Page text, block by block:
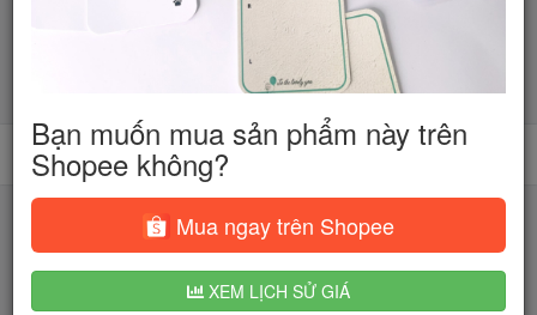
Tìm kiếm
Bạn muốn mua sản phẩm này trên
Shopee không?
Mua ngay trên Shopee
XEM LỊCH SỬ GIÁ